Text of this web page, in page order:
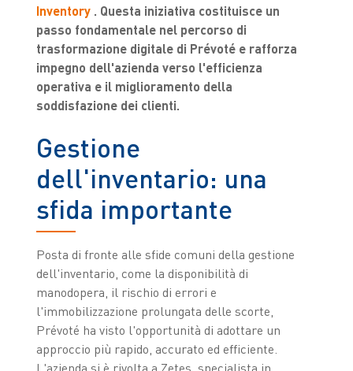
Inventory
. Questa iniziativa costituisce un
passo fondamentale nel percorso di
trasformazione digitale di Prévoté e rafforza
impegno dell'azienda verso l'efficienza
operativa e il miglioramento della
soddisfazione dei clienti.
Gestione
dell'inventario: una
sfida importante
Posta di fronte alle sfide comuni della gestione
dell'inventario, come la disponibilità di
manodopera, il rischio di errori e
l'immobilizzazione prolungata delle scorte,
Prévoté ha visto l'opportunità di adottare un
approccio più rapido, accurato ed efficiente.
L'azienda si è rivolta a Zetes, specialista in